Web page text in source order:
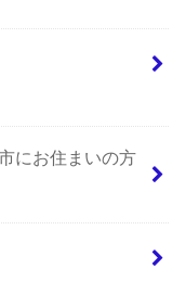
にお住まいの方